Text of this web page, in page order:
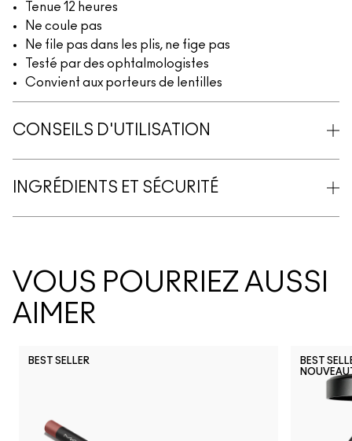
Tenue 12 heures
Ne coule pas
Ne file pas dans les plis, ne fige pas
Testé par des ophtalmologistes
Convient aux porteurs de lentilles
CONSEILS D'UTILISATION
INGRÉDIENTS ET SÉCURITÉ
VOUS POURRIEZ AUSSI
AIMER
BEST SELLER
BEST